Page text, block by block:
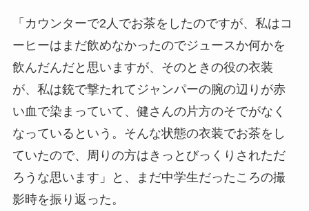
「カウンターで2人でお茶をしたのですが、私はコ
ーヒーはまだ飲めなかったのでジュースか何かを
飲んだんだと思いますが、そのときの役の衣装
が、私は銃で撃たれてジャンパーの腕の辺りが赤
い血で染まっていて、健さんの片方のそでがなく
なっているという。そんな状態の衣装でお茶をし
ていたので、周りの方はきっとびっくりされただ
ろうな思います」と、まだ中学生だったころの撮
影時を振り返った。